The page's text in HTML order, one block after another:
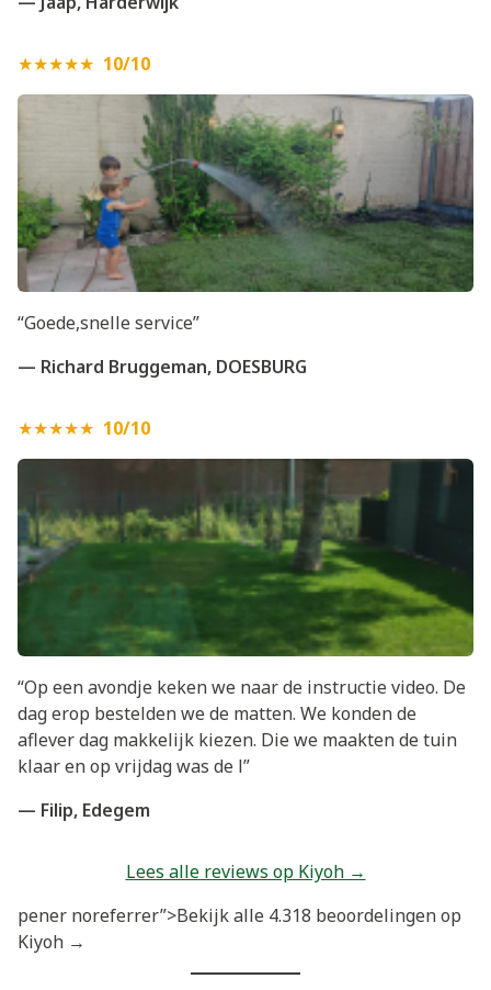
★★★★★ 10/10
“Goede,snelle service”
— Richard Bruggeman, DOESBURG
★★★★★ 10/10
“Op een avondje keken we naar de instructie video. De
dag erop bestelden we de matten. We konden de
aflever dag makkelijk kiezen. Die we maakten de tuin
klaar en op vrijdag was de l”
— Filip, Edegem
Lees alle reviews op Kiyoh →
pener noreferrer”>Bekijk alle 4.318 beoordelingen op
Kiyoh →